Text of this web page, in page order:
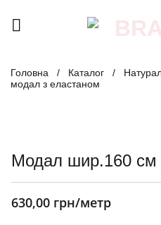
Головна / Каталог /
модал з еластаном
Модал шир.160 см
630,00 грн/метр